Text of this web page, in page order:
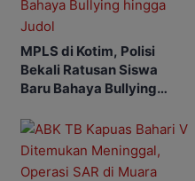
MPLS di Kotim, Polisi
Bekali Ratusan Siswa
Baru Bahaya Bullying